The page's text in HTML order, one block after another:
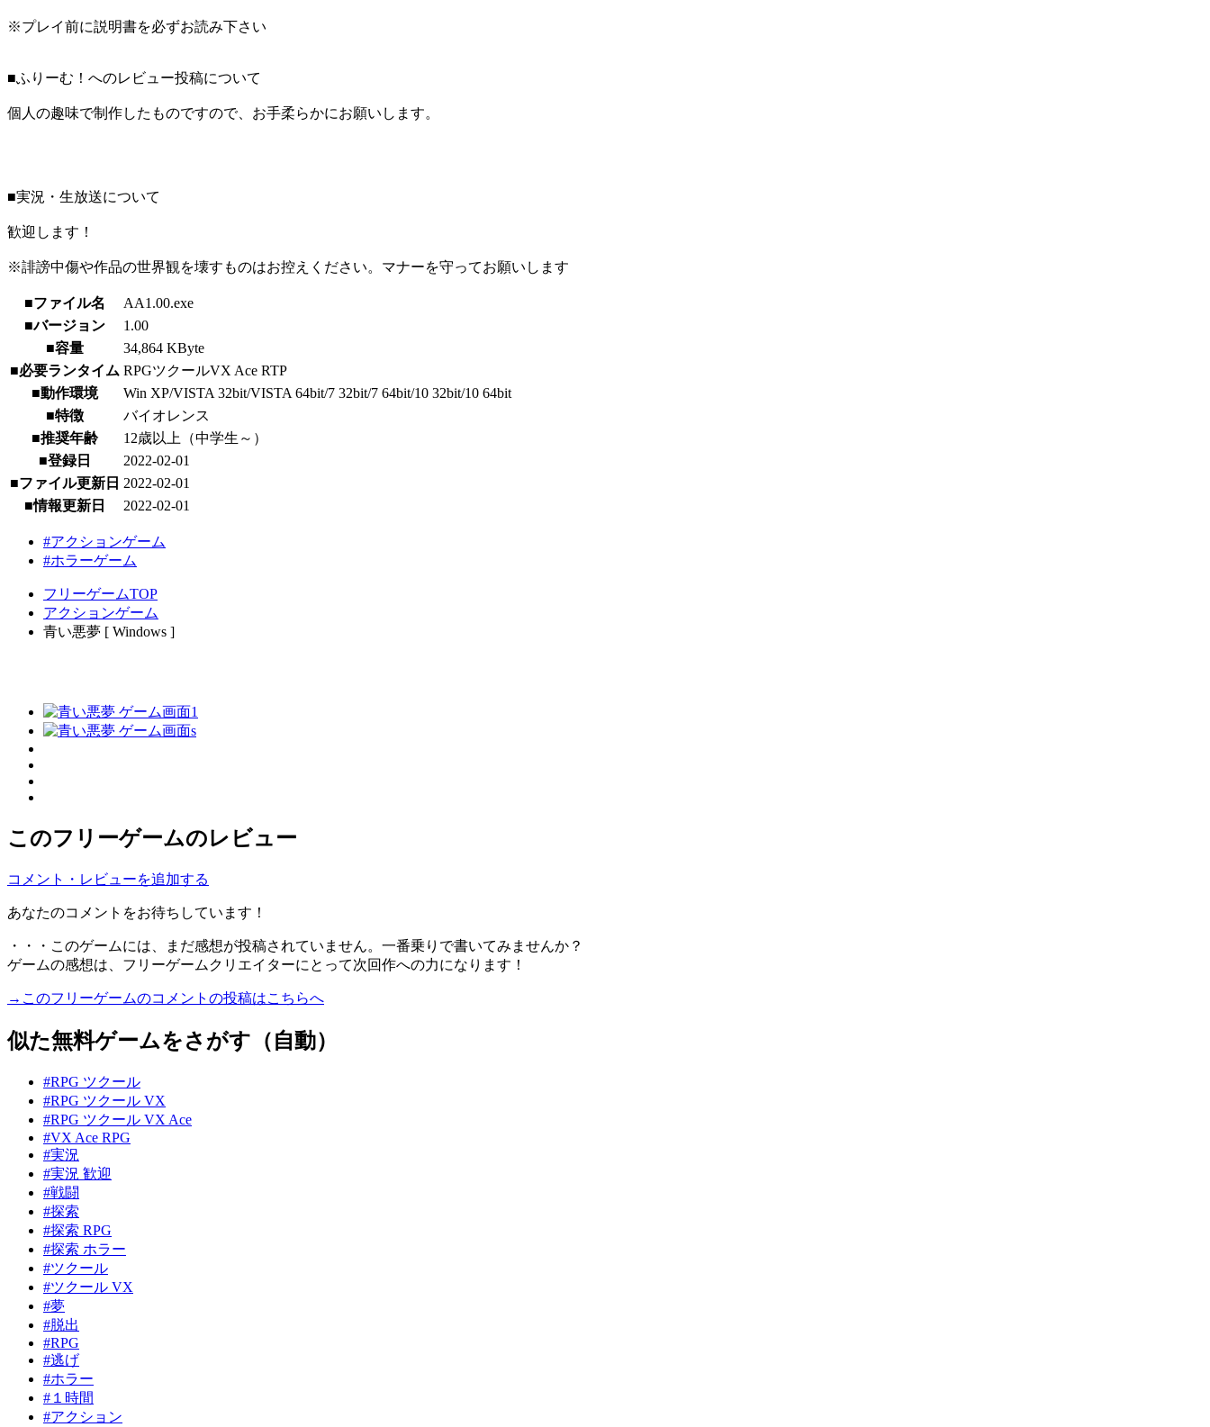
※プレイ前に説明書を必ずお読み下さい
■ふりーむ！へのレビュー投稿について
個人の趣味で制作したものですので、お手柔らかにお願いします。
■実況・生放送について
歓迎します！
※誹謗中傷や作品の世界観を壊すものはお控えください。マナーを守ってお願いします
■ファイル名
AA1.00.exe
■バージョン
1.00
■容量
34,864 KByte
■必要ランタイム RPGツクールVX Ace RTP
■動作環境
Win XP/VISTA 32bit/VISTA 64bit/7 32bit/7 64bit/10 32bit/10 64bit
■特徴
バイオレンス
■推奨年齢
12歳以上（中学生～）
■登録日
2022-02-01
■ファイル更新日 2022-02-01
■情報更新日
2022-02-01
#アクションゲーム
#ホラーゲーム
フリーゲームTOP
アクションゲーム
青い悪夢 [ Windows ]
このフリーゲームのレビュー
コメント・レビューを追加する
あなたのコメントをお待ちしています！
・・・このゲームには、まだ感想が投稿されていません。一番乗りで書いてみませんか？
ゲームの感想は、フリーゲームクリエイターにとって次回作への力になります！
→このフリーゲームのコメントの投稿はこちらへ
似た無料ゲームをさがす（自動）
#RPG ツクール
#RPG ツクール VX
#RPG ツクール VX Ace
#VX Ace RPG
#実況
#実況 歓迎
#戦闘
#探索
#探索 RPG
#探索 ホラー
#ツクール
#ツクール VX
#夢
#脱出
#RPG
#逃げ
#ホラー
#１時間
#アクション